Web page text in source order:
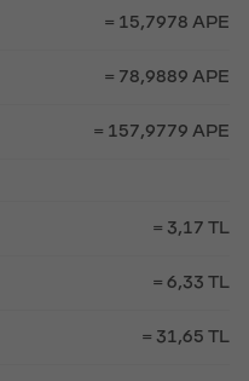
= 15,7978 APE
= 78,9889 APE
= 157,9779 APE
= 3,17 TL
= 6,33 TL
= 31,65 TL